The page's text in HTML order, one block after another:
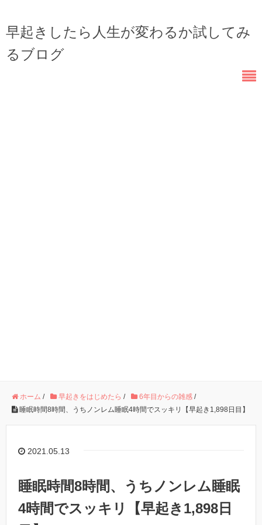
早起きしたら人生が変わるか試してみ
るブログ
ホーム / 早起きをはじめたら / 6年目からの雑感 /
睡眠時間8時間、うちノンレム睡眠4時間でスッキリ【早起き1,898日目】
2021.05.13
睡眠時間8時間、うちノンレム睡眠
4時間でスッキリ【早起き1,898日